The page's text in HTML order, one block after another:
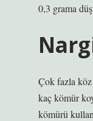
0,3 grama
Çok fazla köz
kaç kömür
kömürü